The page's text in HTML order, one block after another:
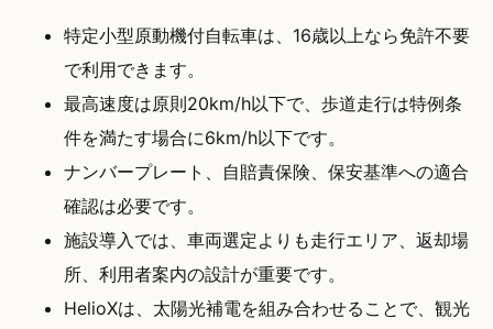
特定小型原動機付自転車は、16歳以上なら免許不要
で利用できます。
最高速度は原則20km/h以下で、歩道走行は特例条
件を満たす場合に6km/h以下です。
ナンバープレート、自賠責保険、保安基準への適合
確認は必要です。
施設導入では、車両選定よりも走行エリア、返却場
所、利用者案内の設計が重要です。
HelioXは、太陽光補電を組み合わせることで、観光